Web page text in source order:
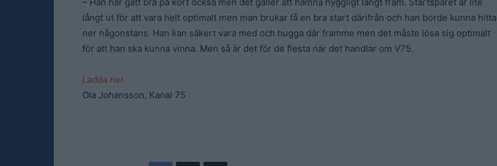
långt ut för att vara helt optimalt men man brukar få en bra start därifrån och han borde kunna hitta
ner någonstans. Han kan säkert vara med och hugga där framme men det måste lösa sig optimalt
för att han ska kunna vinna. Men så är det för de flesta när det handlar om V75.
Ladda ner
Ola Johansson, Kanal 75